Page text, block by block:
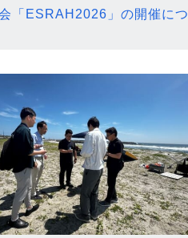
「ESRAH2026」の開催につ